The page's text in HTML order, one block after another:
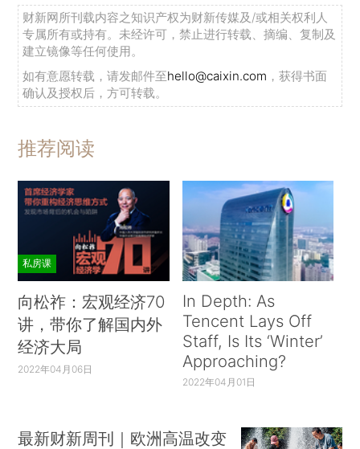
财新网所刊载内容之知识产权为财新传媒及/或相关权利人
专属所有或持有。未经许可，禁止进行转载、摘编、复制及
建立镜像等任何使用。
如有意愿转载，请发邮件至hello@caixin.com ，获得书面
确认及授权后，方可转载。
推荐阅读
私房课
向松祚：宏观经济70
讲，带你了解国内外
经济大局
2022年04月06日
In Depth: As
Tencent Lays Off
Staff, Is Its ‘Winter’
Approaching?
2022年04月01日
最新财新周刊｜欧洲高温改变